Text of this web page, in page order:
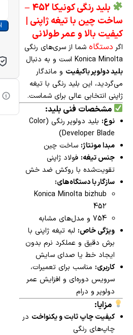
بلید رنگی کونیکا 452
–
ساخت چین با تیغه ژاپنی |
کیفیت بالا و عمر طولانی
اگر دستگاه شما از سری‌های رنگی
Konica Minolta است و به دنبال
بلید دولوپر باکیفیت و ماندگار
می‌گردید، این بلید رنگی با تیغه
ژاپنی انتخابی عالی برای شماست.
مشخصات فنی بلید:
نوع:
بلید دولوپر رنگی (Color
Developer Blade)
مبدا مونتاژ: ساخت چین
جنس تیغه: فولاد ژاپنی
تقویت‌شده با روکش ضد خش
سازگار با دستگاه‌های:
Konica Minolta bizhub
452
754 و مدل‌های مشابه
ویژگی خاص: لبه تیغه ژاپنی با
برش دقیق و عملکرد نرم بدون
ایجاد خط یا صدای سایش
کاربری: مناسب برای تعمیرات،
سرویس دوره‌ای و افزایش عمر
دولوپر و درام
مزایا:
کیفیت چاپ ثابت و یکنواخت در
چاپ‌های رنگی